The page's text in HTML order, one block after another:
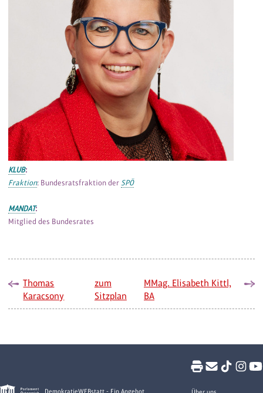
KLUB:
Fraktion: Bundesratsfraktion der SPÖ
MANDAT:
Mitglied des Bundesrates
Thomas
Karacsony
zum
Sitzplan
MMag. Elisabeth Kittl,
BA
DemokratieWEBstatt - Ein Angebot